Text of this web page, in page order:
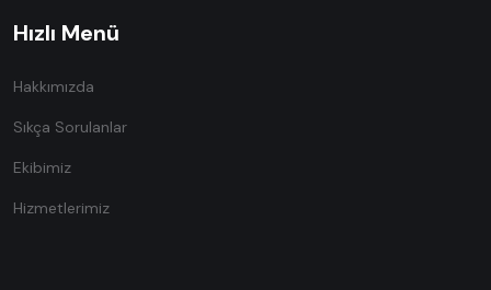
Hızlı Menü
Hakkımızda
Sıkça Sorulanlar
Ekibimiz
Hizmetlerimiz